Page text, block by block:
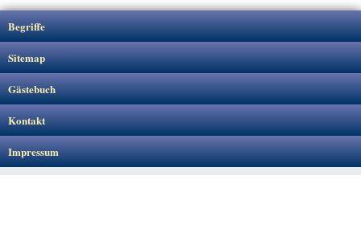
Begriffe
Sitemap
Gästebuch
Kontakt
Impressum